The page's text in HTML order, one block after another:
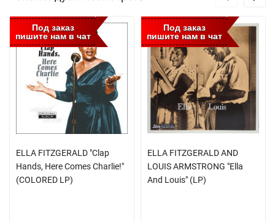
Под заказ
пишите нам в чат
ELLA FITZGERALD "Clap
Hands, Here Comes Charlie!"
(COLORED LP)
Под заказ
пишите нам в чат
ELLA FITZGERALD AND
LOUIS ARMSTRONG "Ella
And Louis" (LP)